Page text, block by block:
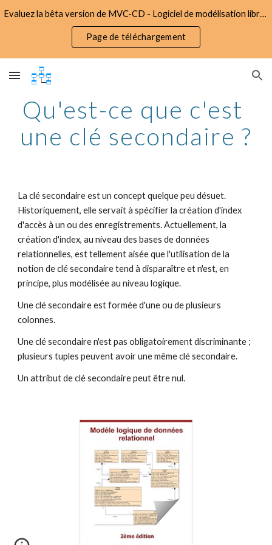
Evaluez la bêta version de MVC-CD - Logiciel de modélisation libre d'utilisation et gratuit
Page de téléchargement
Qu'est-ce que c'est
une clé secondaire ?
La clé secondaire est un concept quelque peu désuet.
Historiquement, elle servait à spécifier la création d'index
d'accès à un ou des enregistrements. Actuellement, la
création d'index, au niveau des bases de données
relationnelles, est tellement aisée que l'utilisation de la
notion de clé secondaire tend à disparaître et n'est, en
principe, plus modélisée au niveau logique.
Une clé secondaire est formée d'une ou de plusieurs
colonnes.
Une clé secondaire n'est pas obligatoirement discriminante ;
plusieurs tuples peuvent avoir une même clé secondaire.
Un attribut de clé secondaire peut être nul.